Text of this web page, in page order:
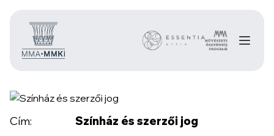
Cím: Színház és szerzői jog